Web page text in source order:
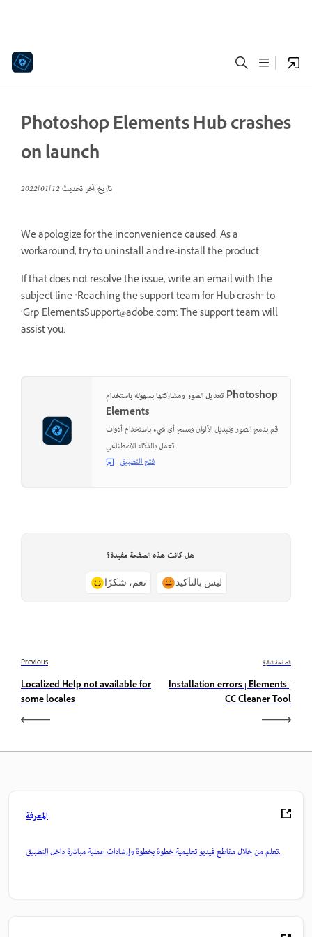
Photoshop Elements Hub crashes
on launch
تاريخ آخر تحديث12‏/01‏/2022
We apologize for the inconvenience caused. As a
workaround, try to uninstall and re-install the product.
If that does not resolve the issue, write an email with the
subject line "Reaching the support team for Hub crash" to
‘Grp-ElementsSupport@adobe.com’. The support team will
assist you.
تعديل الصور ومشاركتها بسهولة باستخدام Photoshop
Elements
قم بدمج الصور وتبديل الألوان ومسح أي شيء باستخدام أدوات
تعمل بالذكاء الاصطناعي.
فتح التطبيق
هل كانت هذه الصفحة مفيدة؟
نعم، شكرًا ليس بالتأكيد
Previous
Localized Help not available for
some locales
الصفحة التالية
Installation errors | Elements |
CC Cleaner Tool
المعرفة
تعلم من خلال مقاطع فيديو تعليمية خطوة بخطوة وإرشادات عملية مباشرة داخل التطبيق.